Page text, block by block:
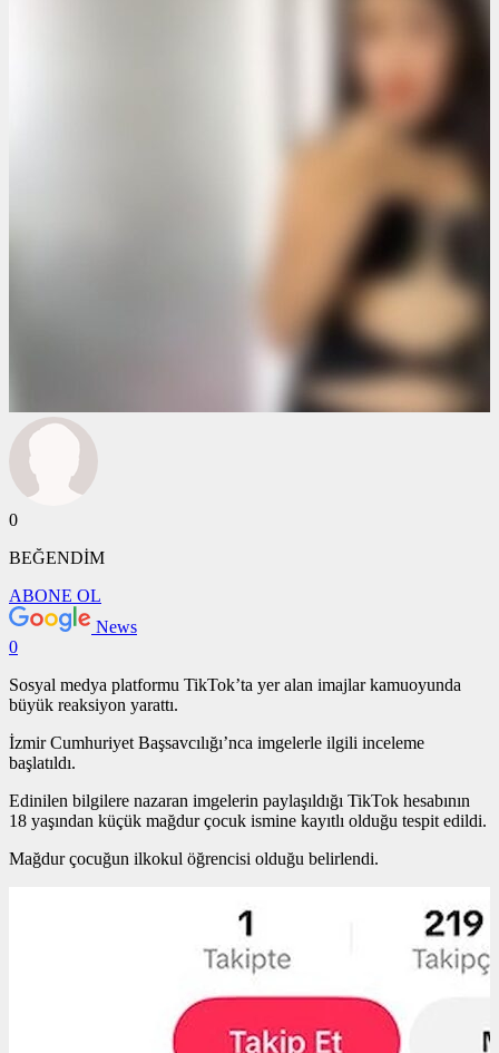
0
BEĞENDİM
ABONE OL
News
0
Sosyal medya platformu TikTok’ta yer alan imajlar kamuoyunda
büyük reaksiyon yarattı.
İzmir Cumhuriyet Başsavcılığı’nca imgelerle ilgili inceleme
başlatıldı.
Edinilen bilgilere nazaran imgelerin paylaşıldığı TikTok hesabının
18 yaşından küçük mağdur çocuk ismine kayıtlı olduğu tespit edildi.
Mağdur çocuğun ilkokul öğrencisi olduğu belirlendi.